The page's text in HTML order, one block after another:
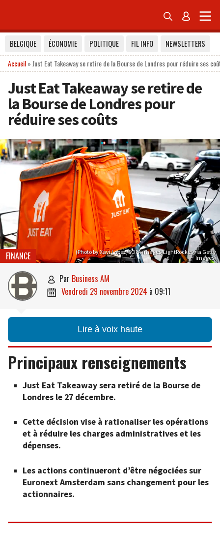
 
BELGIQUE ÉCONOMIE POLITIQUE FIL INFO
NEWSLETTERS
Accueil» Just Eat Takeaway se retire de la Bourse de Londres pour réduire ses
Just Eat Takeaway se retire de
la Bourse de Londres pour
réduire ses coûts
(Photo by Xavi Lopez/SOPA Images/LightRocket via Getty
Images)
FINANCE
 par Business AM
 vendredi 29 novembre 2024 à 09:11
Lire à voix haute
Principaux renseignements
Just Eat Takeaway sera retiré de la Bourse de
Londres le 27 décembre.
Cette décision vise à rationaliser les opérations
et à réduire les charges administratives et les
dépenses.
Les actions continueront d’être négociées sur
Euronext Amsterdam sans changement pour les
actionnaires.